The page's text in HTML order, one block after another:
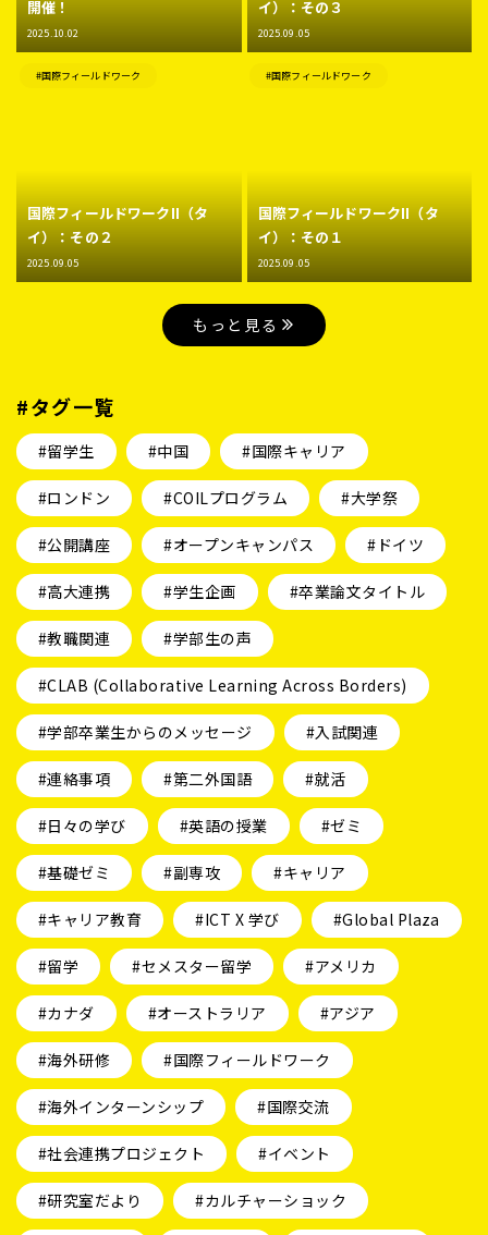
開催！
2025.10.02
イ）：その３
2025.09.05
国際フィールドワークII（タ
イ）：その２
2025.09.05
#国際フィールドワーク
国際フィールドワークII（タ
イ）：その１
2025.09.05
#国際フィールドワーク
もっと見る
#タグ一覧
#留学生 #中国 #国際キャリア
#ロンドン #COILプログラム #大学祭
#公開講座 #オープンキャンパス #ドイツ
#高大連携 #学生企画 #卒業論文タイトル
#教職関連 #学部生の声
#CLAB (Collaborative Learning Across Borders)
#学部卒業生からのメッセージ #入試関連
#連絡事項 #第二外国語 #就活
#日々の学び #英語の授業 #ゼミ
#基礎ゼミ #副専攻 #キャリア
#キャリア教育 #ICT X 学び #Global Plaza
#留学 #セメスター留学 #アメリカ
#カナダ #オーストラリア #アジア
#海外研修 #国際フィールドワーク
#海外インターンシップ #国際交流
#社会連携プロジェクト #イベント
#研究室だより #カルチャーショック